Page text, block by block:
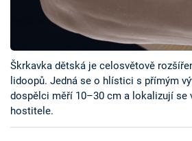
Časopis
Sledujte prima+
Přihlášení
Škrkavka dětská je celosvětově
lidoopů. Jedná se o hlístici s přímým
dospělci měří 10–30 cm a lokalizují se
hostitele.